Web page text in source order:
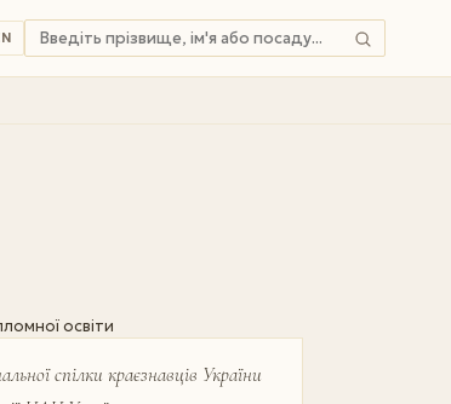
освіти
спілки краєзнавців України